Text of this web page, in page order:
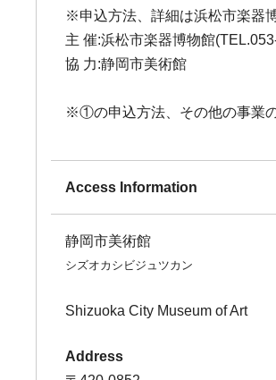
※申込方法、詳細は浜松市楽器
主 催:浜松市楽器博物館
協 力:静岡市美術館
※①の申込方法、その他の事業
Access Information
静岡市美術館
シズオカシビジュツカン
Shizuoka City Museum of Art
Address